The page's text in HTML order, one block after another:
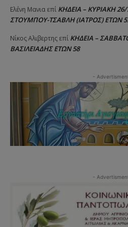
Ελένη Μανια επί ΚΗΔΕΙΑ – ΚΥΡΙΑΚΗ
ΣΤΟΥΜΠΟΥ-ΤΣΑΒΛΗ (ΙΑΤΡΟΣ) ΕΤΩΝ
Νίκος Αλιβερτης επί ΚΗΔΕΙΑ –
ΒΑΣΙΛΕΙΑΔΗΣ ΕΤΩΝ 58
-
-